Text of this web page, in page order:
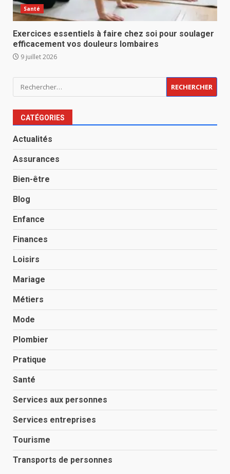
Santé
Exercices essentiels à faire chez soi pour soulager
efficacement vos douleurs lombaires
9 juillet 2026
Rechercher :
CATÉGORIES
Actualités
Assurances
Bien-être
Blog
Enfance
Finances
Loisirs
Mariage
Métiers
Mode
Plombier
Pratique
Santé
Services aux personnes
Services entreprises
Tourisme
Transports de personnes